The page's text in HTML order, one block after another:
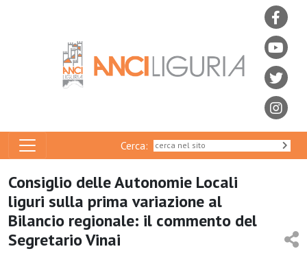
Cerca:
Consiglio delle Autonomie Locali
liguri sulla prima variazione al
Bilancio regionale: il commento del
Segretario Vinai